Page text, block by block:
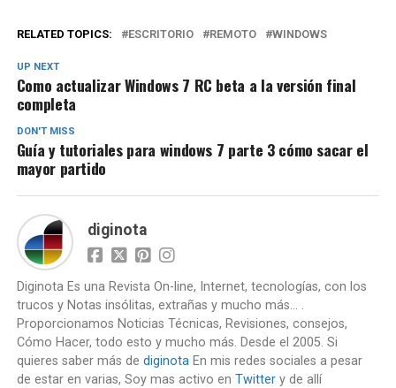
RELATED TOPICS: ESCRITORIO REMOTO WINDOWS
UP NEXT
Como actualizar Windows 7 RC beta a la versión final
completa
DON'T MISS
Guía y tutoriales para windows 7 parte 3 cómo sacar el
mayor partido
diginota
Diginota Es una Revista On-line, Internet, tecnologías, con los
trucos y Notas insólitas, extrañas y mucho más... .
Proporcionamos Noticias Técnicas, Revisiones, consejos,
Cómo Hacer, todo esto y mucho más. Desde el 2005. Si
quieres saber más de diginotaEn mis redes sociales a pesar
de estar en varias, Soy mas activo en Twittery de allí